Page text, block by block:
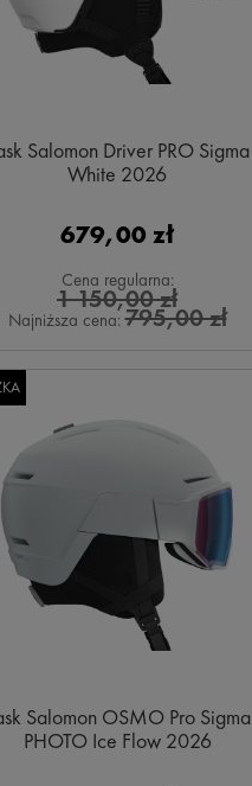
Salomon Driver PRO Sigma
White 2026
679,00 zł
Cena regularna:
1 150,00 zł
Najniższa cena:795,00 zł
Salomon OSMO Pro Sigma
PHOTO Ice Flow 2026